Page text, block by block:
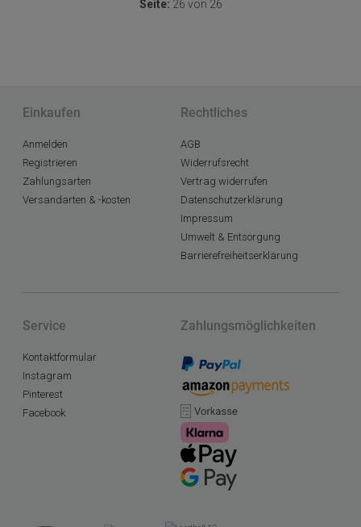
Seite: 26 von 26
Einkaufen
Anmelden
Registrieren
Zahlungsarten
Versandarten & -kosten
Rechtliches
AGB
Widerrufsrecht
Vertrag widerrufen
Datenschutzerklärung
Impressum
Umwelt & Entsorgung
Barrierefreiheitserklärung
Service
Kontaktformular
Instagram
Pinterest
Facebook
Zahlungsmöglichkeiten